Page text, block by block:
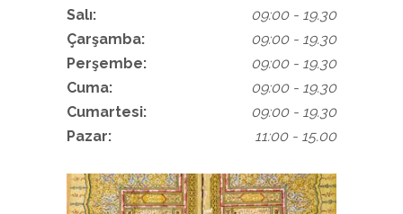
Salı:
Çarşamba:
Perşembe:
Cuma:
Cumartesi:
Pazar:
09:00 - 19.30
09:00 - 19.30
09:00 - 19.30
09:00 - 19.30
09:00 - 19.30
11:00 - 15.00